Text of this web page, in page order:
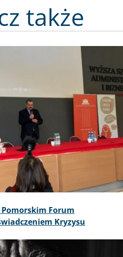
także
Pomorskim Forum
Kryzysu